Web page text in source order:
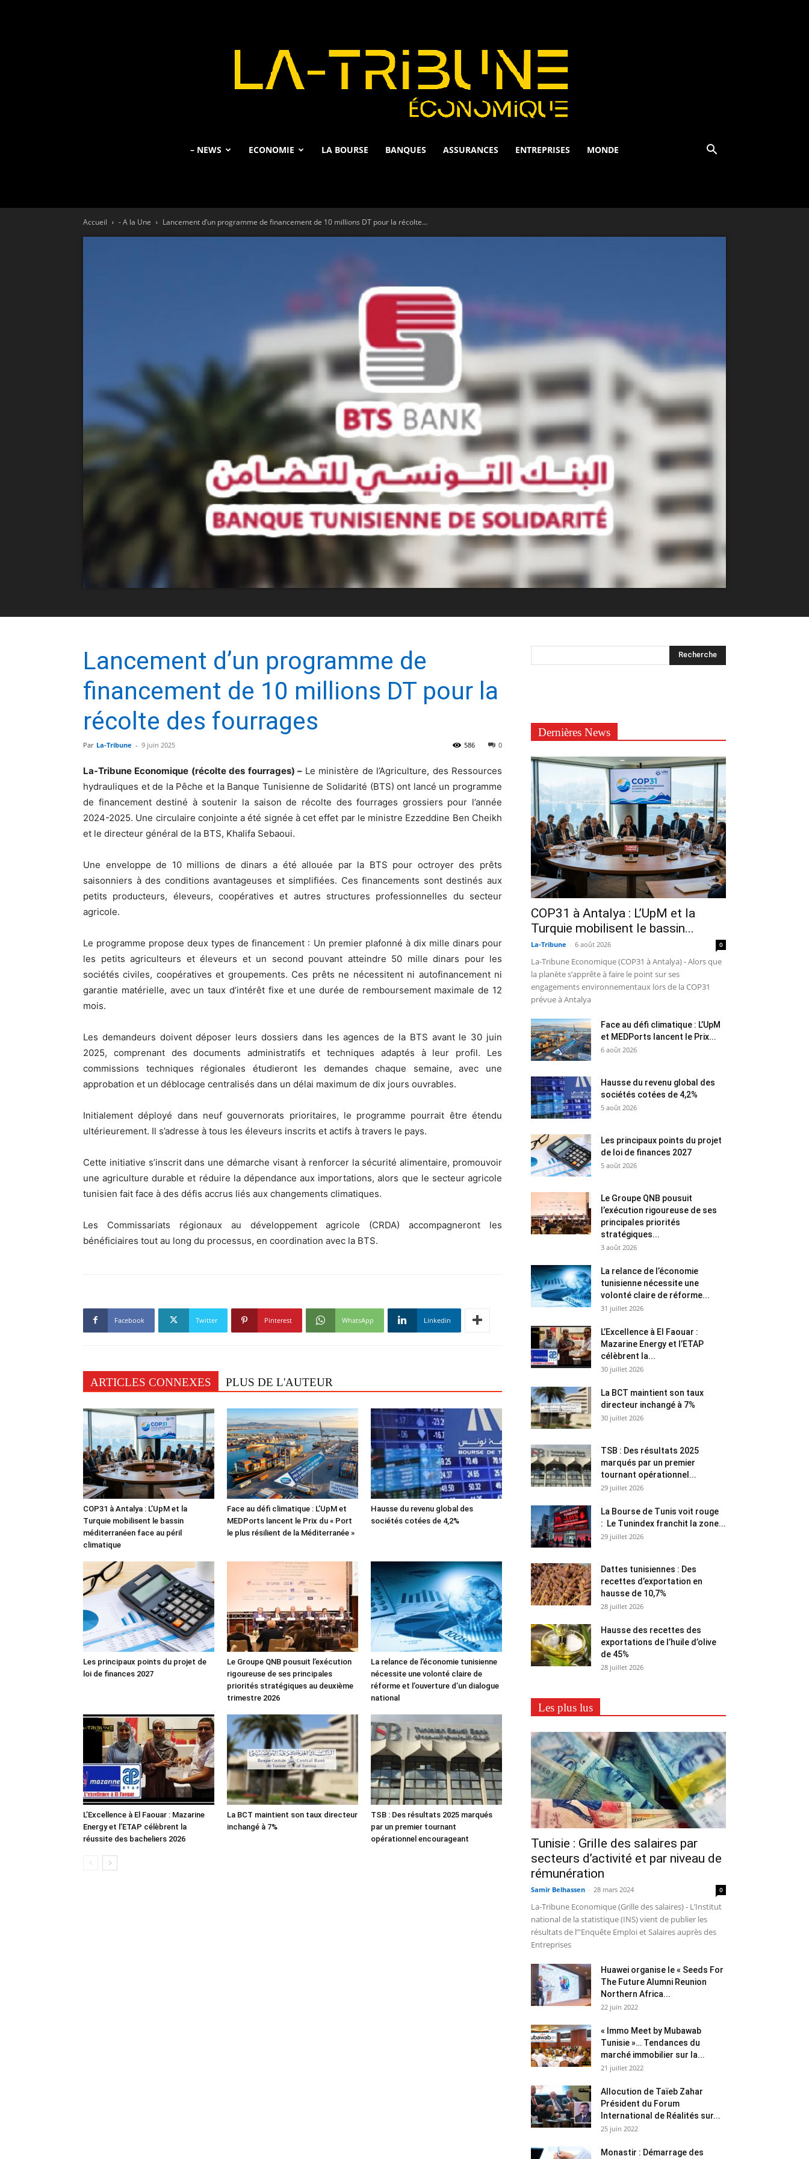
Economique
– NEWS ECONOMIE LA BOURSE BANQUES ASSURANCES ENTREPRISES MONDE
Accueil - A la Une Lancement d’un programme de financement de 10 millions DT pour la récolte...
Lancement d’un programme de
financement de 10 millions DT pour la
récolte des fourrages
Par La-Tribune - 9 juin 2025 0
586
La-Tribune Economique (récolte des fourrages) – Le ministère de l’Agriculture, des Ressources
hydrauliques et de la Pêche et la Banque Tunisienne de Solidarité (BTS) ont lancé un programme
de financement destiné à soutenir la saison de récolte des fourrages grossiers pour l’année
2024-2025. Une circulaire conjointe a été signée à cet effet par le ministre Ezzeddine Ben Cheikh
et le directeur général de la BTS, Khalifa Sebaoui.
Une enveloppe de 10 millions de dinars a été allouée par la BTS pour octroyer des prêts
saisonniers à des conditions avantageuses et simplifiées. Ces financements sont destinés aux
petits producteurs, éleveurs, coopératives et autres structures professionnelles du secteur
agricole.
Le programme propose deux types de financement : Un premier plafonné à dix mille dinars pour
les petits agriculteurs et éleveurs et un second pouvant atteindre 50 mille dinars pour les
sociétés civiles, coopératives et groupements. Ces prêts ne nécessitent ni autofinancement ni
garantie matérielle, avec un taux d’intérêt fixe et une durée de remboursement maximale de 12
mois.
Les demandeurs doivent déposer leurs dossiers dans les agences de la BTS avant le 30 juin
2025, comprenant des documents administratifs et techniques adaptés à leur profil. Les
commissions techniques régionales étudieront les demandes chaque semaine, avec une
approbation et un déblocage centralisés dans un délai maximum de dix jours ouvrables.
Initialement déployé dans neuf gouvernorats prioritaires, le programme pourrait être étendu
ultérieurement. Il s’adresse à tous les éleveurs inscrits et actifs à travers le pays.
Cette initiative s’inscrit dans une démarche visant à renforcer la sécurité alimentaire, promouvoir
une agriculture durable et réduire la dépendance aux importations, alors que le secteur agricole
tunisien fait face à des défis accrus liés aux changements climatiques.
Les Commissariats régionaux au développement agricole (CRDA) accompagneront les
bénéficiaires tout au long du processus, en coordination avec la BTS.
Facebook Twitter Pinterest WhatsApp Linkedin
ARTICLES CONNEXES PLUS DE L'AUTEUR
COP31 à Antalya : L’UpM et la
Turquie mobilisent le bassin
méditerranéen face au péril
climatique
Face au défi climatique : L’UpM et
MEDPorts lancent le Prix du « Port
le plus résilient de la Méditerranée »
Hausse du revenu global des
sociétés cotées de 4,2%
Les principaux points du projet de
loi de finances 2027
Le Groupe QNB pousuit l’exécution
rigoureuse de ses principales
priorités stratégiques au deuxième
trimestre 2026
La relance de l’économie tunisienne
nécessite une volonté claire de
réforme et l’ouverture d’un dialogue
national
L’Excellence à El Faouar : Mazarine
Energy et l’ETAP célèbrent la
réussite des bacheliers 2026
La BCT maintient son taux directeur
inchangé à 7%
TSB : Des résultats 2025 marqués
par un premier tournant
opérationnel encourageant
Dernières News
COP31 à Antalya : L’UpM et la
Turquie mobilisent le bassin...
La-Tribune - 6 août 2026 0
La-Tribune Economique (COP31 à Antalya) - Alors que
la planète s’apprête à faire le point sur ses
engagements environnementaux lors de la COP31
prévue à Antalya
Face au défi climatique : L’UpM
et MEDPorts lancent le Prix...
6 août 2026
Hausse du revenu global des
sociétés cotées de 4,2%
5 août 2026
Les principaux points du projet
de loi de finances 2027
5 août 2026
Le Groupe QNB pousuit
l’exécution rigoureuse de ses
principales priorités
stratégiques...
3 août 2026
La relance de l’économie
tunisienne nécessite une
volonté claire de réforme...
31 juillet 2026
L’Excellence à El Faouar :
Mazarine Energy et l’ETAP
célèbrent la...
30 juillet 2026
La BCT maintient son taux
directeur inchangé à 7%
30 juillet 2026
TSB : Des résultats 2025
marqués par un premier
tournant opérationnel...
29 juillet 2026
La Bourse de Tunis voit rouge
: Le Tunindex franchit la zone...
29 juillet 2026
Dattes tunisiennes : Des
recettes d’exportation en
hausse de 10,7%
28 juillet 2026
Hausse des recettes des
exportations de l’huile d’olive
de 45%
28 juillet 2026
Les plus lus
Tunisie : Grille des salaires par
secteurs d’activité et par niveau de
rémunération
Samir Belhassen - 28 mars 2024 0
La-Tribune Economique (Grille des salaires) - L’Institut
national de la statistique (INS) vient de publier les
résultats de l’"Enquête Emploi et Salaires auprès des
Entreprises
Huawei organise le « Seeds For
The Future Alumni Reunion
Northern Africa...
22 juin 2022
« Immo Meet by Mubawab
Tunisie »… Tendances du
marché immobilier sur la...
21 juillet 2022
Allocution de Taïeb Zahar
Président du Forum
International de Réalités sur...
25 juin 2022
Monastir : Démarrage des